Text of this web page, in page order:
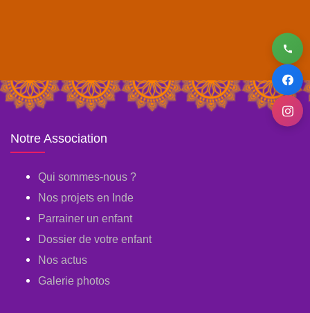
Notre Association
Qui sommes-nous ?
Nos projets en Inde
Parrainer un enfant
Dossier de votre enfant
Nos actus
Galerie photos